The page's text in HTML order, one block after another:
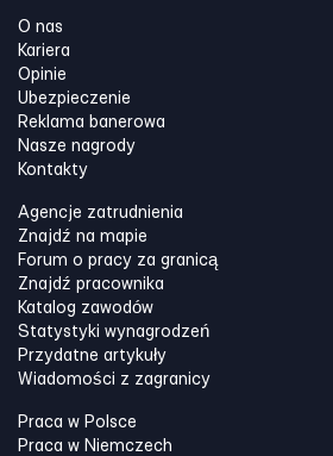
O nas
Kariera
Opinie
Ubezpieczenie
Reklama banerowa
Nasze nagrody
Kontakty
Agencje zatrudnienia
Znajdź na mapie
Forum o pracy za granicą
Znajdź pracownika
Katalog zawodów
Statystyki wynagrodzeń
Przydatne artykuły
Wiadomości z zagranicy
Praca w Polsce
Praca w Niemczech